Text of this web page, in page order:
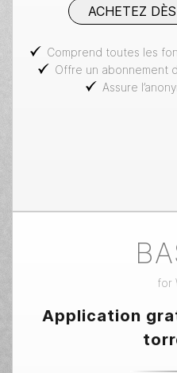
ACHETEZ
Comprend toutes les
Offre un abonnement
Assure
for
Application